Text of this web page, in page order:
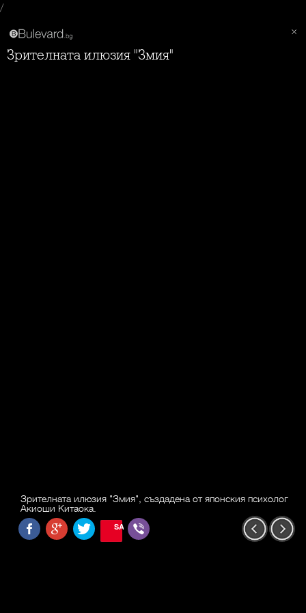
/
Зрителната илюзия "Змия"
Зрителната илюзия "Змия", създадена от японския психолог
Акиоши Китаока.
SAVE